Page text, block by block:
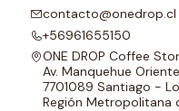
contacto@onedrop.cl
+56961655150
ONE DROP Coffee
Av. Manquehue
7701089 Santiago -
Región Metropolitana